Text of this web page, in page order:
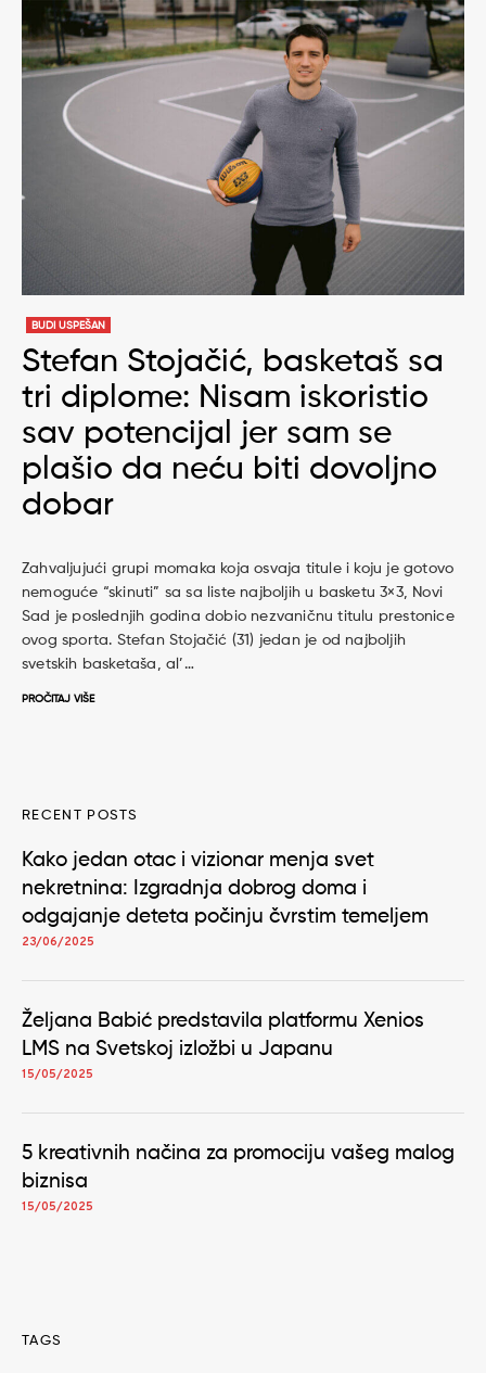
BUDI USPEŠAN
Stefan Stojačić, basketaš sa
tri diplome: Nisam iskoristio
sav potencijal jer sam se
plašio da neću biti dovoljno
dobar
Zahvaljujući grupi momaka koja osvaja titule i koju je gotovo
nemoguće “skinuti” sa sa liste najboljih u basketu 3×3, Novi
Sad je poslednjih godina dobio nezvaničnu titulu prestonice
ovog sporta. Stefan Stojačić (31) jedan je od najboljih
svetskih basketaša, al’…
PROČITAJ VIŠE
RECENT POSTS
Kako jedan otac i vizionar menja svet
nekretnina: Izgradnja dobrog doma i
odgajanje deteta počinju čvrstim temeljem
23/06/2025
Željana Babić predstavila platformu Xenios
LMS na Svetskoj izložbi u Japanu
15/05/2025
5 kreativnih načina za promociju vašeg malog
biznisa
15/05/2025
TAGS